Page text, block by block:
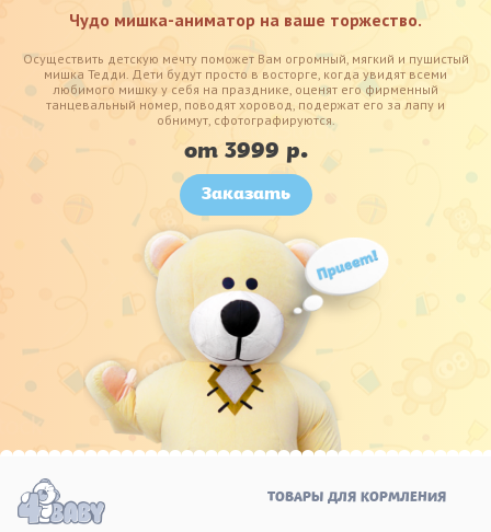
Чудо мишка-аниматор на ваше торжество.
Осуществить детскую мечту поможет Вам огромный, мягкий и пушистый
мишка Тедди. Дети будут просто в восторге, когда увидят всеми
любимого мишку у себя на празднике, оценят его фирменный
танцевальный номер, поводят хоровод, подержат его за лапу и
обнимут, сфотографируются.
от 3999 р.
Заказать
ТОВАРЫ ДЛЯ КОРМЛЕНИЯ